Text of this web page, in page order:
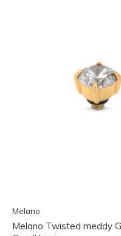
Melano
Melano Twisted meddy